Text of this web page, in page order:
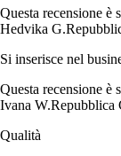
Questa recensione è
Hedvika G.
Si inserisce nel
Questa recensione è
Ivana W.Repubblica
Qualità